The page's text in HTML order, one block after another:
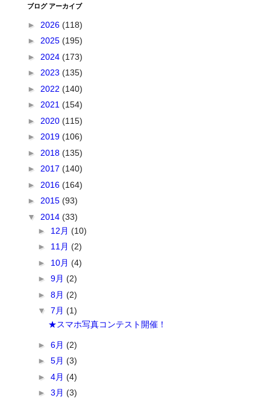
ブログ アーカイブ
► 2026(118)
►2025(195)
► 2024(173)
►2023(135)
► 2022(140)
►2021(154)
► 2020(115)
►2019(106)
► 2018(135)
►2017(140)
► 2016(164)
►2015(93)
▼ 2014(33)
► 12月(10)
► 11月(2)
► 10月(4)
►9月(2)
►8月(2)
▼7月(1)
★スマホ写真コンテスト開催！
►6月(2)
►5月(3)
►4月(4)
►3月(3)